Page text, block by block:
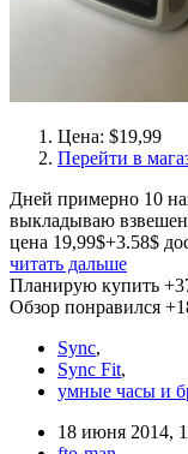
Цена: $19,99
Перейти в
Дней примерно 10
выкладываю
цена 19,99$+3.58$
читать дальше
Планирую купить
Обзор понравился
Sync,
Sync Fit,
умные часы и
18 июня 2014,